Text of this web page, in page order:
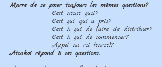
Marre de se poser toujours les mêmes questions?
C'est atout quoi?
C'est qui, qui a pris?
C'est à qui de faire, de distribuer?
C'est à qui de commencer?
Appel au roi (tarot)?
Atoukoi répond à ces questions.